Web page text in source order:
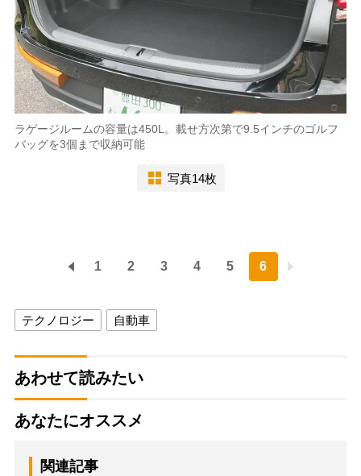
ラゲージルームの容量は450L。載せ方次第で9.5インチのゴルフ
バッグを3個まで収納可能
写真14枚
1 2 3 4 5 6
テクノロジー 自動車
あわせて読みたい
あなたにオススメ
関連記事